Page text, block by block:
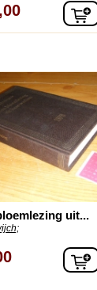
uit...